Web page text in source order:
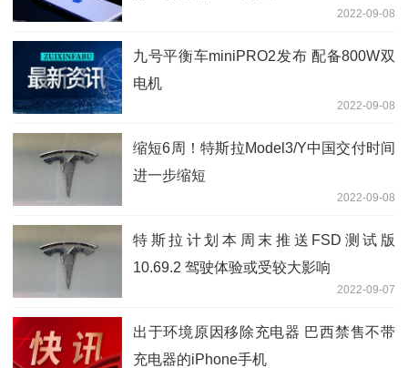
2022-09-08
九号平衡车miniPRO2发布 配备800W双
电机
2022-09-08
缩短6周！特斯拉Model3/Y中国交付时间
进一步缩短
2022-09-08
特斯拉计划本周末推送FSD测试版
10.69.2 驾驶体验或受较大影响
2022-09-07
出于环境原因移除充电器 巴西禁售不带
充电器的iPhone手机